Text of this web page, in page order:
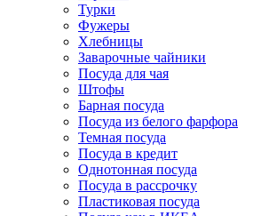
Турки
Фужеры
Хлебницы
Заварочные чайники
Посуда для чая
Штофы
Барная посуда
Посуда из белого фарфора
Темная посуда
Посуда в кредит
Однотонная посуда
Посуда в рассрочку
Пластиковая посуда